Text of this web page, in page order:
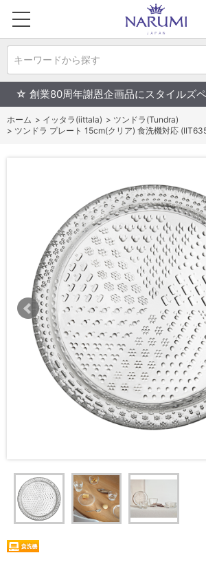
キーワードから探す
☆ 創業80周年謝恩企画品にスタイルズ
ホーム > イッタラ(iittala) > ツンドラ(Tundra)
> ツンドラ プレート 15cm(クリア) 食洗機対応